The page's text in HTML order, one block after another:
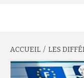
ACCUEIL LES